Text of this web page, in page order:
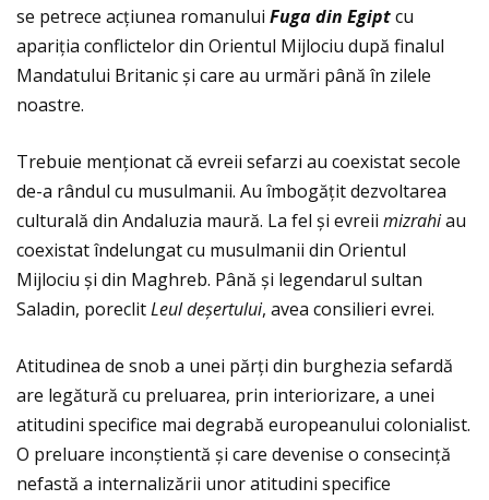
se petrece acţiunea romanului Fuga din Egiptcu
apariţia conflictelor din Orientul Mijlociu după finalul
Mandatului Britanic și care au urmări până în zilele
noastre.
Trebuie menţionat că evreii sefarzi au coexistat secole
de-a rândul cu musulmanii. Au îmbogăţit dezvoltarea
culturală din Andaluzia maură. La fel și evreii mizrahiau
coexistat îndelungat cu musulmanii din Orientul
Mijlociu și din Maghreb. Până și legendarul sultan
Saladin, poreclitLeul deșertului, avea consilieri evrei.
Atitudinea de snob a unei părţi din burghezia sefardă
are legătură cu preluarea, prin interiorizare, a unei
atitudini specifice mai degrabă europeanului colonialist.
O preluare inconștientă și care devenise o consecinţă
nefastă a internalizării unor atitudini specifice